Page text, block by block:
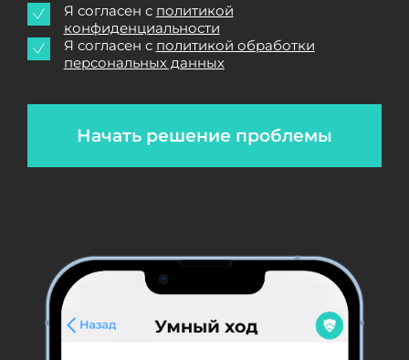
Начать решение проблемы
Я согласен с политикой
конфиденциальности
Я согласен с политикой обработки
персональных данных